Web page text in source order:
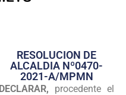
Transparencia
Seguridad
RESOLUCION DE
ALCALDIA Nº0470-
2021-A/MPMN
DECLARAR, procedente el